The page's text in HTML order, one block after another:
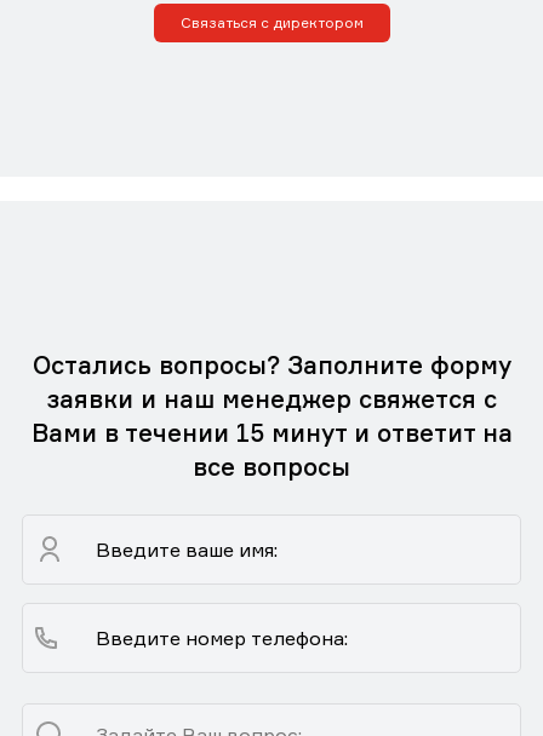
Связаться с директором
Остались вопросы? Заполните форму
заявки и наш менеджер свяжется с
Вами в течении 15 минут и ответит на
все вопросы